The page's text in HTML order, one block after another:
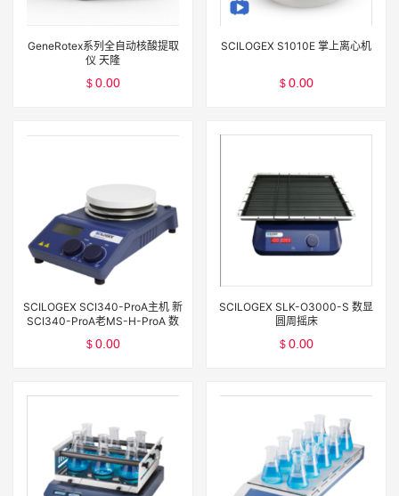
GeneRotex系列全自动核酸提取
仪 天隆
$ 0.00
SCILOGEX S1010E 掌上离心机
$ 0.00
SCILOGEX SCI340-ProA主机 新
SCI340-ProA老MS-H-ProA 数
$ 0.00
SCILOGEX SLK-O3000-S 数显
圆周摇床
$ 0.00